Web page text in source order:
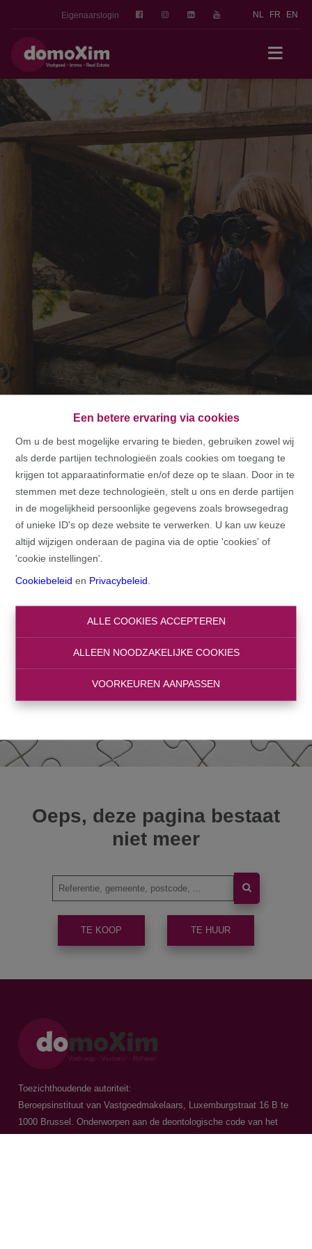
Een betere ervaring via cookies
Om u de best mogelijke ervaring te bieden, gebruiken zowel wij
als derde partijen technologieën zoals cookies om toegang te
krijgen tot apparaatinformatie en/of deze op te slaan. Door in te
stemmen met deze technologieën, stelt u ons en derde partijen
in de mogelijkheid persoonlijke gegevens zoals browsegedrag
of unieke ID's op deze website te verwerken. U kan uw keuze
altijd wijzigen onderaan de pagina via de optie 'cookies' of
'cookie instellingen'.
Cookiebeleid en Privacybeleid
ALLE COOKIES ACCEPTEREN
ALLEEN NOODZAKELIJKE COOKIES
VOORKEUREN AANPASSEN
Eigenaarslogin NL FR EN
HOME
HOME
Oeps, deze pagina bestaat
niet meer
TE KOOP TE HUUR
Toezichthoudende autoriteit:
Beroepsinstituut van Vastgoedmakelaars, Luxemburgstraat 16 B te
1000 Brussel. Onderworpen aan de deontologische code van het